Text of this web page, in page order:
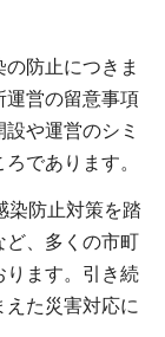
防止につきま
運営の留意事項
や運営のシミ
であります。
染防止対策を踏
ど、多くの市町
ります。引き続
た災害対応に